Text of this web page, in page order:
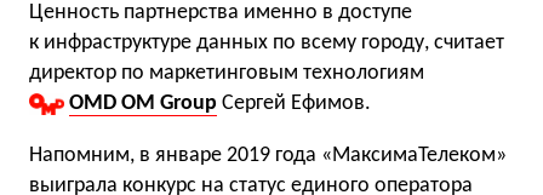
Ценность партнерства именно в доступе
к инфраструктуре данных по всему городу, считает
директор по маркетинговым технологиям
OMD OM Group Сергей Ефимов.
Напомним, в январе 2019 года «МаксимаТелеком»
выиграла конкурс на статус единого оператора